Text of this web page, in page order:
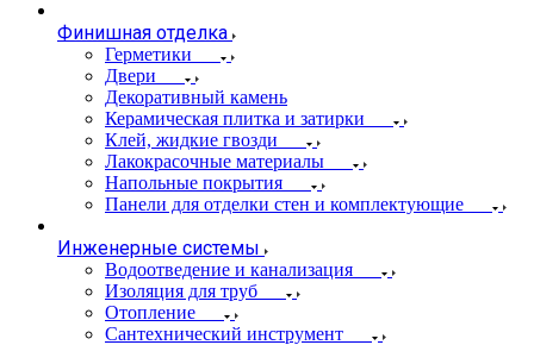
Финишная отделка
Герметики
Двери
Декоративный камень
Керамическая плитка и затирки
Клей, жидкие гвозди
Лакокрасочные материалы
Напольные покрытия
Панели для отделки стен и комплектующие
Инженерные системы
Водоотведение и канализация
Изоляция для труб
Отопление
Сантехнический инструмент